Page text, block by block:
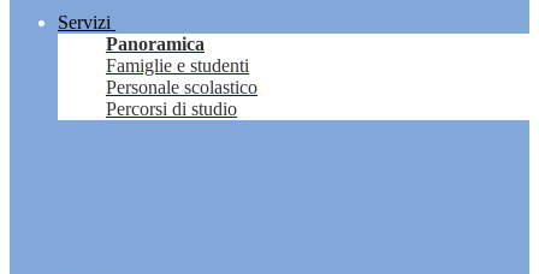
Servizi
Panoramica
Famiglie e studenti
Personale scolastico
Percorsi di studio